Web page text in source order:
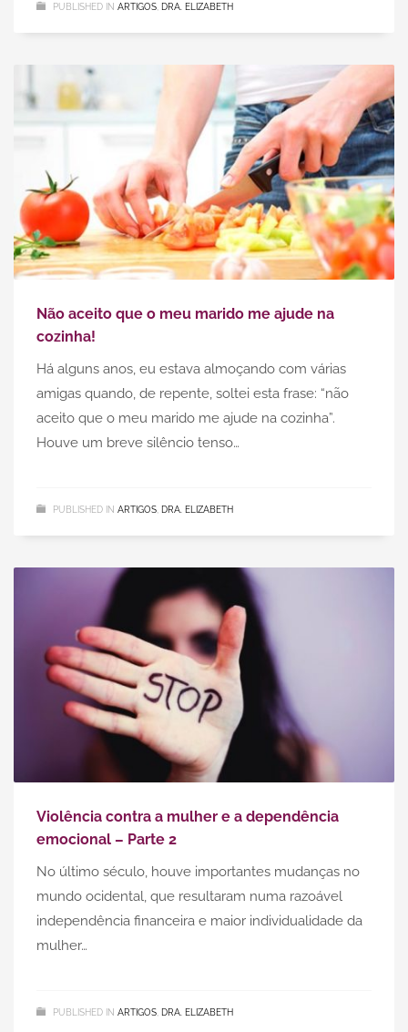
PUBLISHED IN ARTIGOS DRA. ELIZABETH
Não aceito que o meu marido me ajude na
cozinha!
Há alguns anos, eu estava almoçando com várias
amigas quando, de repente, soltei esta frase: “não
aceito que o meu marido me ajude na cozinha”.
Houve um breve silêncio tenso…
PUBLISHED IN ARTIGOS DRA. ELIZABETH
Violência contra a mulher e a dependência
emocional – Parte 2
No último século, houve importantes mudanças no
mundo ocidental, que resultaram numa razoável
independência financeira e maior individualidade da
mulher…
PUBLISHED IN ARTIGOS DRA. ELIZABETH